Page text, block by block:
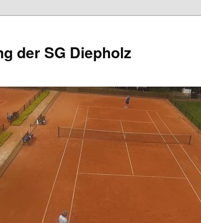
der SG Diepholz